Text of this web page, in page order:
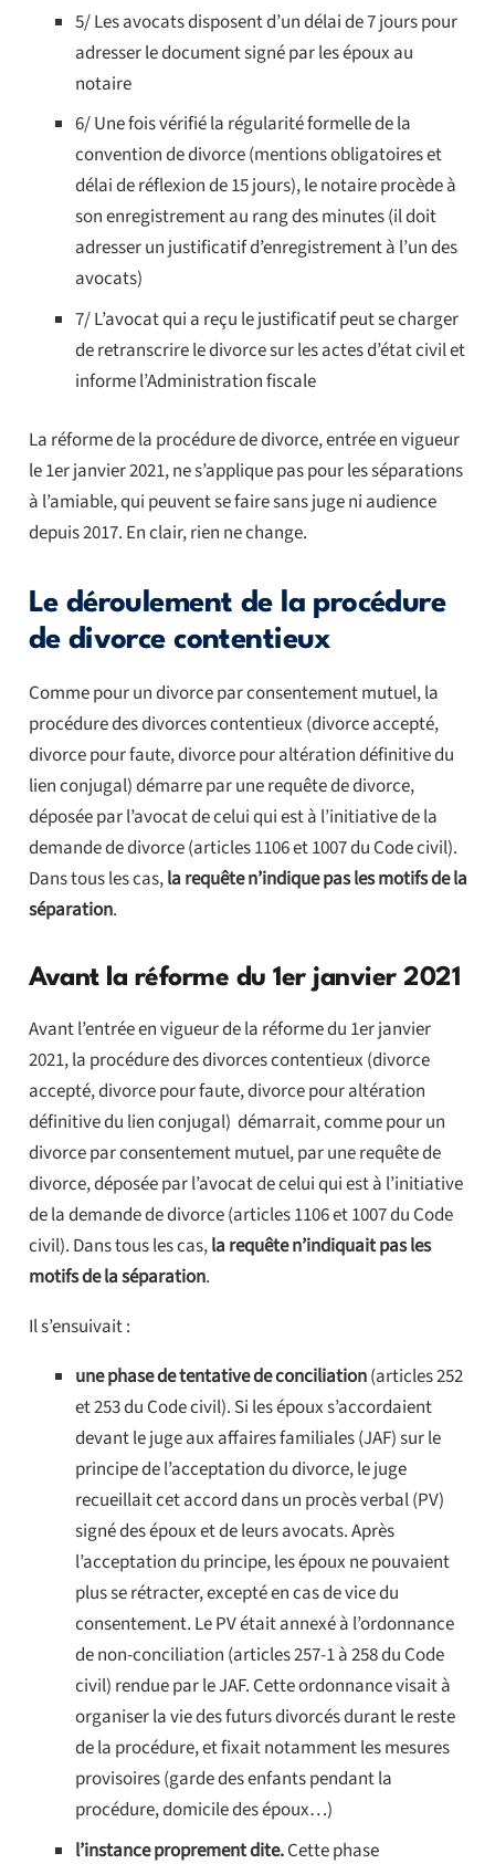
5/ Les avocats disposent d’un délai de 7 jours pour
adresser le document signé par les époux au
notaire
6/ Une fois vérifié la régularité formelle de la
convention de divorce (mentions obligatoires et
délai de réflexion de 15 jours), le notaire procède à
son enregistrement au rang des minutes (il doit
adresser un justificatif d’enregistrement à l’un des
avocats)
7/ L’avocat qui a reçu le justificatif peut se charger
de retranscrire le divorce sur les actes d’état civil et
informe l’Administration fiscale
La réforme de la procédure de divorce, entrée en vigueur
le 1er janvier 2021, ne s’applique pas pour les séparations
à l’amiable, qui peuvent se faire sans juge ni audience
depuis 2017. En clair, rien ne change.
Le déroulement de la procédure
de divorce contentieux
Comme pour un divorce par consentement mutuel, la
procédure des divorces contentieux (divorce accepté,
divorce pour faute, divorce pour altération définitive du
lien conjugal) démarre par une requête de divorce,
déposée par l’avocat de celui qui est à l’initiative de la
demande de divorce (articles 1106 et 1007 du Code civil).
Dans tous les cas,la requête n’indique pas les motifs de la
séparation.
Avant la réforme du 1er janvier 2021
Avant l’entrée en vigueur de la réforme du 1er janvier
2021, la procédure des divorces contentieux (divorce
accepté, divorce pour faute, divorce pour altération
définitive du lien conjugal) démarrait, comme pour un
divorce par consentement mutuel, par une requête de
divorce, déposée par l’avocat de celui qui est à l’initiative
de la demande de divorce (articles 1106 et 1007 du Code
civil). Dans tous les cas,la requête n’indiquait pas les
motifs de la séparation.
Il s’ensuivait :
une phase de tentative de conciliation(articles 252
et 253 du Code civil). Si les époux s’accordaient
devant le juge aux affaires familiales (JAF) sur le
principe de l’acceptation du divorce, le juge
recueillait cet accord dans un procès verbal (PV)
signé des époux et de leurs avocats. Après
l’acceptation du principe, les époux ne pouvaient
plus se rétracter, excepté en cas de vice du
consentement. Le PV était annexé à l’ordonnance
de non-conciliation (articles 257-1 à 258 du Code
civil) rendue par le JAF. Cette ordonnance visait à
organiser la vie des futurs divorcés durant le reste
de la procédure, et fixait notamment les mesures
provisoires (garde des enfants pendant la
procédure, domicile des époux…)
l’instance proprement dite.Cette phase